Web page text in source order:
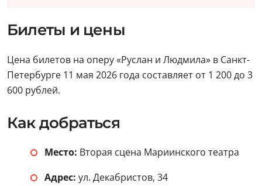
Билеты и цены
Цена билетов на оперу «Руслан и Людмила» в Санкт-
Петербурге 11 мая 2026 года составляет от 1 200 до 3
600 рублей.
Как добраться
Место: Вторая сцена Мариинского театра
Адрес: ул. Декабристов, 34